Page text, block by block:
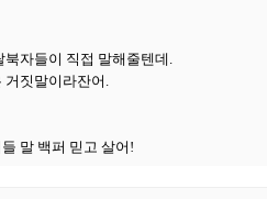
자들이 직접 말해줄텐데.
거짓말이라잔어.
말 백퍼 믿고 살어!